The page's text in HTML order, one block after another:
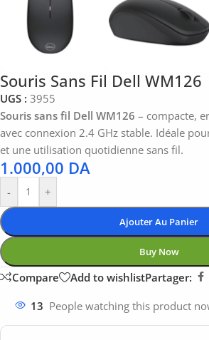
Souris Sans Fil Dell WM126
UGS : 3955
Souris sans fil Dell WM126 – compacte,
avec connexion 2.4 GHz stable. Idéale
et une utilisation quotidienne sans fil.
1.000,00 DA
- +
Ajouter Au Panier
Buy Now
Compare Add to wishlistPartager:
13 People watching this product